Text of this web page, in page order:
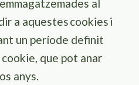
al
a aquestescookiesi
un període definit
cookie , que pot anar
anys.